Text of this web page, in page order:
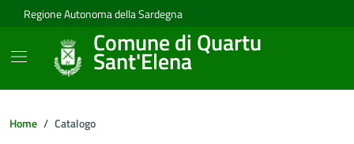
Vai ai contenuti
Vai al footer
Regione Autonoma della Sardegna
Comune di Quartu
Sant'Elena
Home Catalogo